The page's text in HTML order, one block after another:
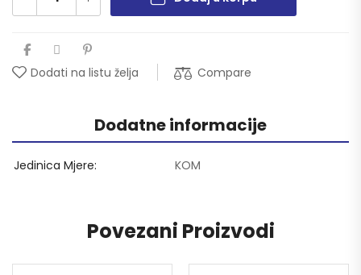
Dodati na listu želja Compare
Dodatne informacije
Jedinica Mjere KOM
Povezani Proizvodi